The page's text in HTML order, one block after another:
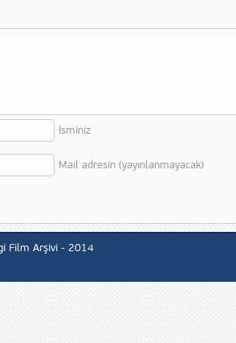
İsminiz
Mail adresin (yayınlanmayacak)
Film Arşivi - 2014